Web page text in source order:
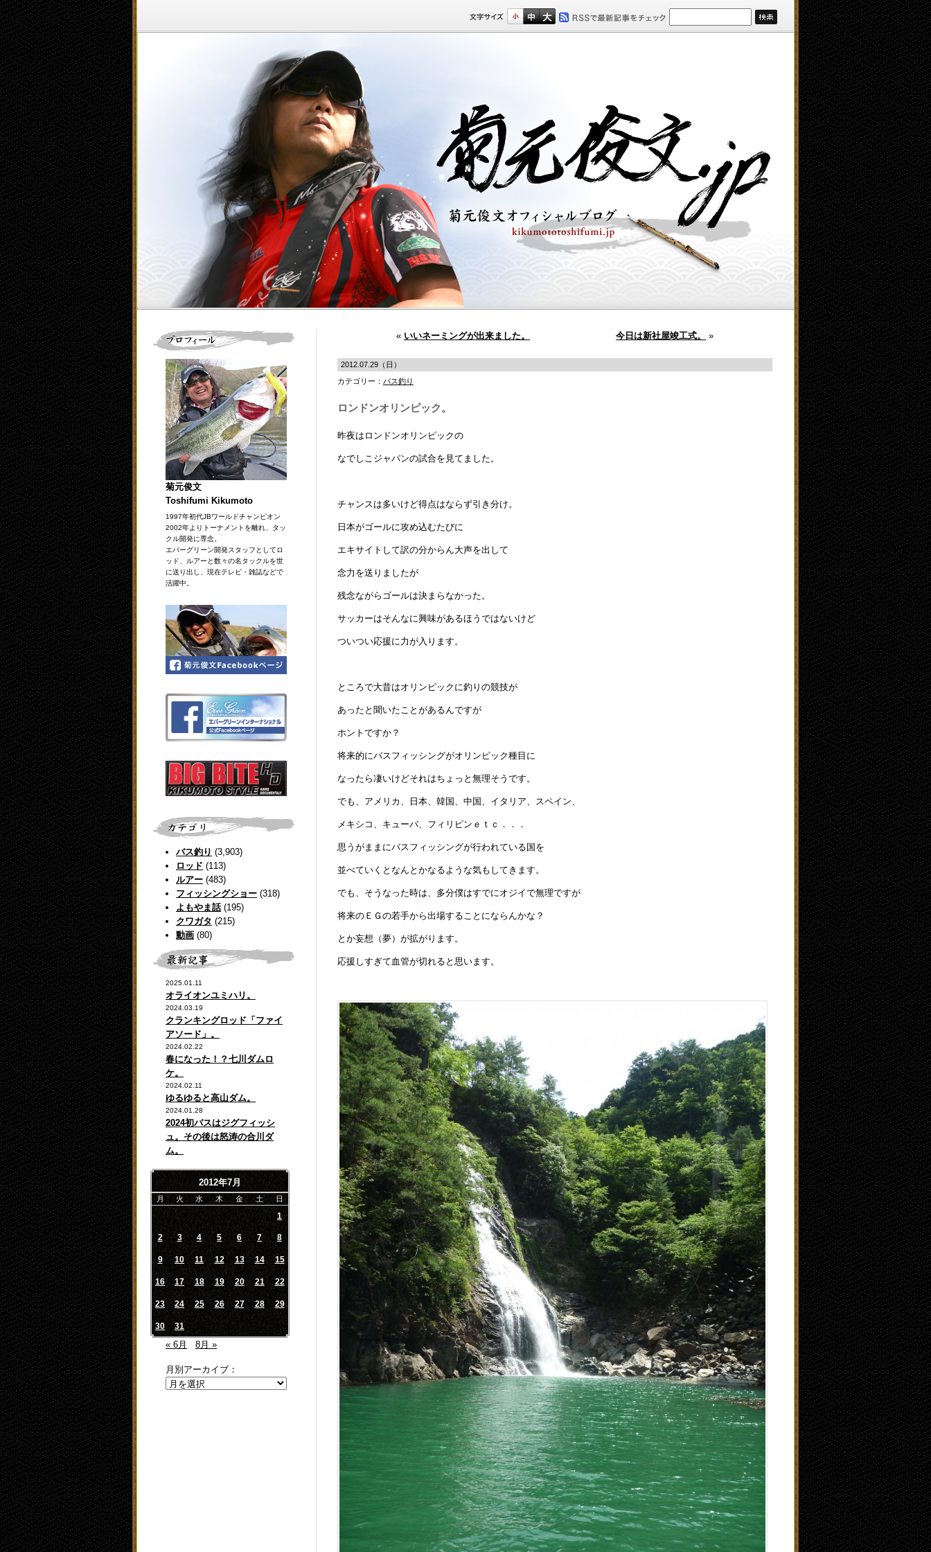
菊元俊文
Toshifumi Kikumoto
1997年初代JBワールドチャンピオン
2002年よりトーナメントを離れ、タッ
クル開発に専念。
エバーグリーン開発スタッフとしてロ
ッド、ルアーと数々の名タックルを世
に送り出し、現在テレビ・雑誌などで
活躍中。
バス釣り (3,903)
ロッド (113)
ルアー (483)
フィッシングショー (318)
よもやま話(195)
クワガタ (215)
動画 (80)
2025.01.11
オライオンユミハリ。
2024.03.19
クランキングロッド「ファイ
アソード」。
2024.02.22
春になった！？七川ダムロ
ケ。
2024.02.11
ゆるゆると高山ダム。
2024.01.28
2024初バスはジグフィッシ
ュ。その後は怒涛の合川ダ
ム。
2012年7月
月 火 水 木 金 土 日
1
2 3 4 5 6 7 8
9 10 11 12 13 14 15
16 17 18 19 20 21 22
23 24 25 26 27 28 29
30 31
« 6月 8月 »
月別アーカイブ：
« いいネーミングが出来ました。 今日は新社屋竣工式。 »
2012.07.29（日）
カテゴリー： バス釣り
ロンドンオリンピック。
昨夜はロンドンオリンピックの
なでしこジャパンの試合を見てました。
チャンスは多いけど得点はならず引き分け。
日本がゴールに攻め込むたびに
エキサイトして訳の分からん大声を出して
念力を送りましたが
残念ながらゴールは決まらなかった。
サッカーはそんなに興味があるほうではないけど
ついつい応援に力が入ります。
ところで大昔はオリンピックに釣りの競技が
あったと聞いたことがあるんですが
ホントですか？
将来的にバスフィッシングがオリンピック種目に
なったら凄いけどそれはちょっと無理そうです。
でも、アメリカ、日本、韓国、中国、イタリア、スペイン、
メキシコ、キューバ、フィリピンｅｔｃ．．．
思うがままにバスフィッシングが行われている国を
並べていくとなんとかなるような気もしてきます。
でも、そうなった時は、多分僕はすでにオジイで無理ですが
将来のＥＧの若手から出場することにならんかな？
とか妄想（夢）が拡がります。
応援しすぎて血管が切れると思います。